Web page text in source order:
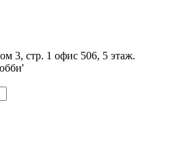
3, стр. 1 офис 506, 5 этаж.